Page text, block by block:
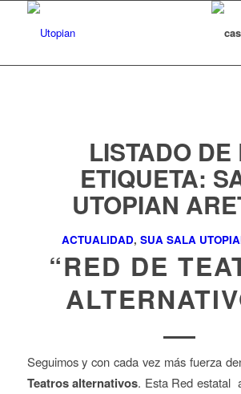
LISTADO DE
ETIQUETA:
UTOPIAN
ACTUALIDAD, SUA SALA
“RED DE
Seguimos y con cada vez más fuerza
Teatros alternativos. Esta Red estatal